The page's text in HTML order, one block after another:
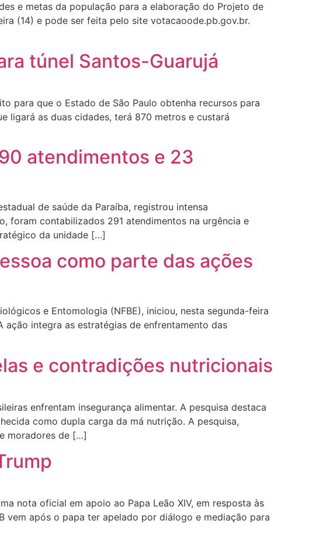
e metas da população para a elaboração do Projeto de
(14) e pode ser feita pelo site votacaoode.pb.gov.br.
túnel Santos-Guarujá
para que o Estado de São Paulo obtenha recursos para
ligará as duas cidades, terá 870 metros e custará
atendimentos e 23
de saúde da Paraíba, registrou intensa
foram contabilizados 291 atendimentos na urgência e
da unidade […]
como parte das ações
e Entomologia (NFBE), iniciou, nesta segunda-feira
integra as estratégias de enfrentamento das
e contradições nutricionais
enfrentam insegurança alimentar. A pesquisa destaca
como dupla carga da má nutrição. A pesquisa,
moradores de […]
nota oficial em apoio ao Papa Leão XIV, em resposta às
vem após o papa ter apelado por diálogo e mediação para